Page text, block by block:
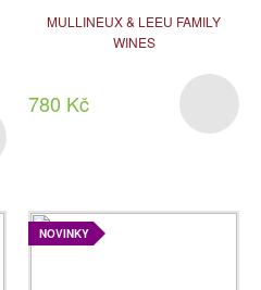
MULLINEUX & LEEU FAMILY
WINES
780 Kč
NOVINKY